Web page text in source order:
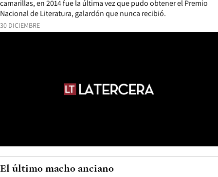
30 DICIEMBRE
camarillas, en 2014 fue la última vez que pudo obtener el Premio
Nacional de Literatura, galardón que nunca recibió.
El último macho anciano